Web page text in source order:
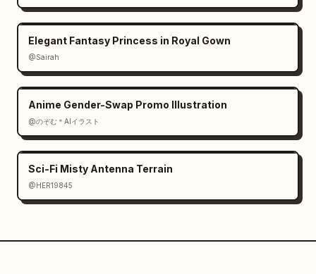
Elegant Fantasy Princess in Royal Gown
@Sairah
Anime Gender-Swap Promo Illustration
@のぞむ＊AIイラスト
Sci-Fi Misty Antenna Terrain
@HER19845